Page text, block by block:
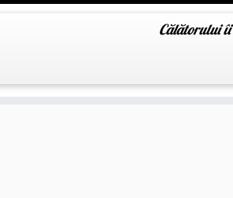
Călătorului îi